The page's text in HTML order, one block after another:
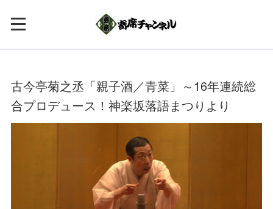
古今亭菊之丞「親子酒／青菜」～16年連続総
合プロデュース！神楽坂落語まつりより